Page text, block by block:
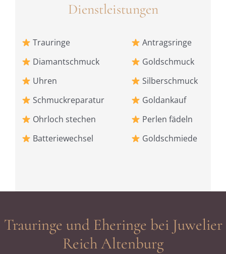
Dienstleistungen
Trauringe
Antragsringe
Diamantschmuck
Goldschmuck
Uhren
Silberschmuck
Schmuckreparatur
Goldankauf
Ohrloch stechen
Perlen fädeln
Batteriewechsel
Goldschmiede
Trauringe und Eheringe bei Juwelier
Reich Altenburg